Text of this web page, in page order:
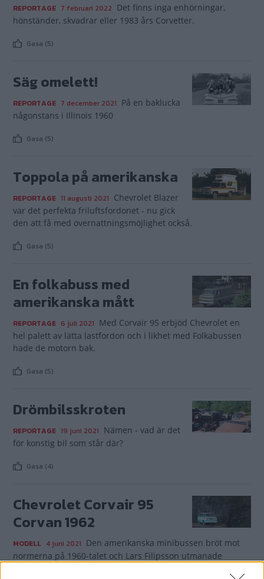
REPORTAGE 7 februari 2022 Det finns inga enhörningar,
hönständer, skvadrar eller 1983 års Corvetter.
Gasa (5)
Säg omelett!
REPORTAGE 7 december 2021 På en baklucka
någonstans i Illinois 1960
Gasa (5)
Toppola på amerikanska
REPORTAGE 11 augusti 2021 Chevrolet Blazer
var det perfekta friluftsfordonet - nu gick
den att få med övernattningsmöjlighet också.
Gasa (5)
En folkabuss med
amerikanska mått
REPORTAGE 6 juli 2021 Med Corvair 95 erbjöd Chevrolet en
hel palett av lätta lastfordon och i likhet med Folkabussen
hade de motorn bak.
Gasa (5)
Drömbilsskroten
REPORTAGE 19 juni 2021 Nämen - vad är det
för konstig bil som står där?
Gasa (4)
Chevrolet Corvair 95
Corvan 1962
MODELL 4 juni 2021 Den amerikanska minibussen bröt mot
normerna på 1960-talet och Lars Filipsson utmanade